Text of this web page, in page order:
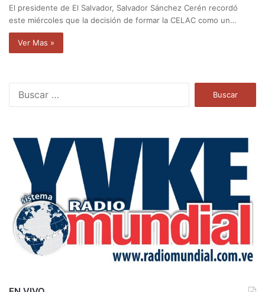
El presidente de El Salvador, Salvador Sánchez Cerén recordó
este miércoles que la decisión de formar la CELAC como un…
Ver Mas »
a